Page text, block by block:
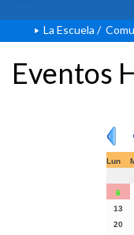
La Escuela /
Eventos
Lun
6
13
20